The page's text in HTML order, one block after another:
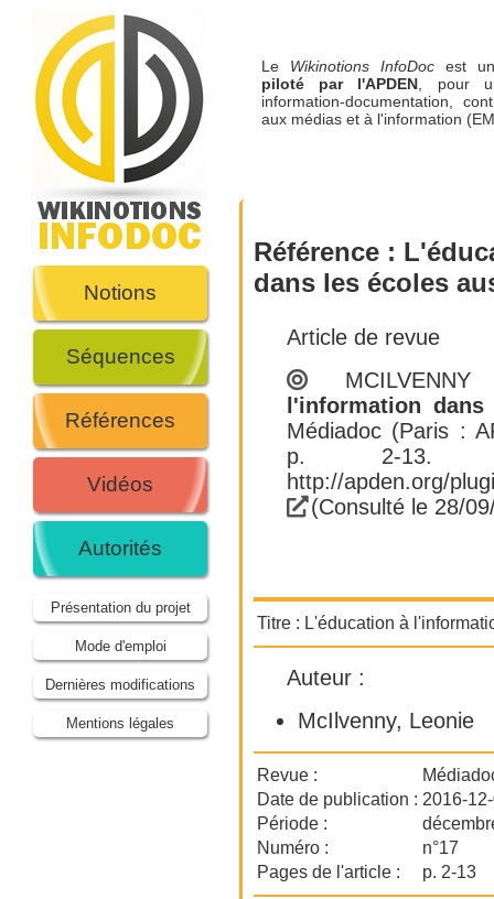
Notions
Séquences
Références
Vidéos
Autorités
Présentation du projet
Mode d'emploi
Dernières modifications
Mentions légales
Le Wikinotions InfoDoc est
piloté par l'APDEN, pour
information-documentation,
aux médias et à l'information
Référence :
dans les écoles
Article de revue
l'information
Médiadoc (Paris :
p. 2-13.
http://apden.org/
(Consulté le 28/
Titre : L'éducation à
Auteur :
McIlvenny, Leonie
Revue :
Date de publication : 2016-
Période :
Numéro :
n°17
Pages de l'article :
p. 2-13